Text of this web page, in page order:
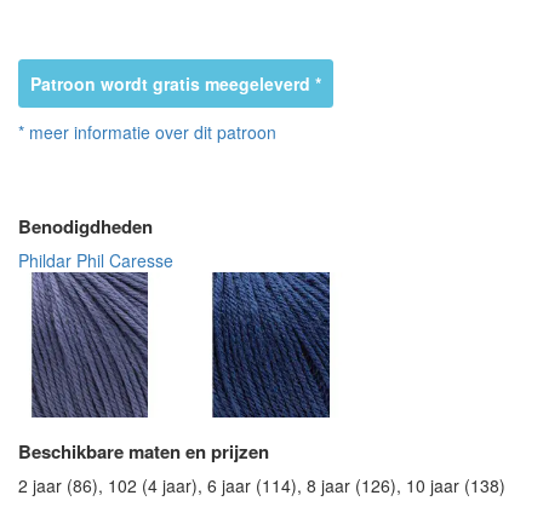
Patroon wordt gratis meegeleverd *
* meer informatie over dit patroon
Benodigdheden
Phildar Phil Caresse
Beschikbare maten en prijzen
2 jaar (86), 102 (4 jaar), 6 jaar (114), 8 jaar (126), 10 jaar (138)